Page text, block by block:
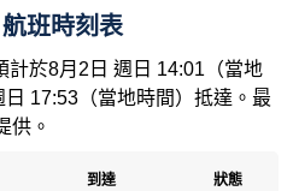
班時刻表
計於8月2日 週日 14:01（當地
17:53（當地時間）抵達。最
供。
到達 狀態